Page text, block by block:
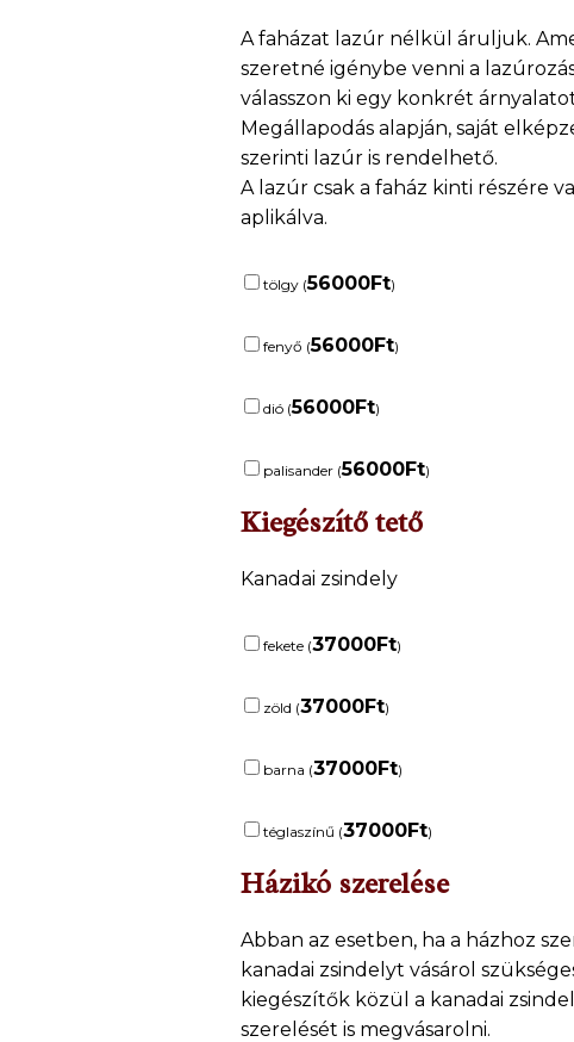
A faházat lazúr nélkül áruljuk.
szeretné igénybe venni a
válasszon ki egy konkrét
Megállapodás alapján, saját
szerinti lazúr is rendelhető.
A lazúr csak a faház kinti részére
aplikálva.
tölgy (56000Ft)
fenyő (56000Ft)
dió (56000Ft)
palisander (56000Ft)
Kiegészítő tető
Kanadai zsindely
fekete (37000Ft)
zöld (37000Ft)
barna (37000Ft)
téglaszínű (37000Ft)
Házikó szerelése
Abban az esetben, ha a házhoz
kanadai zsindelyt vásárol
kiegészítők közül a kanadai
szerelését is megvásarolni.